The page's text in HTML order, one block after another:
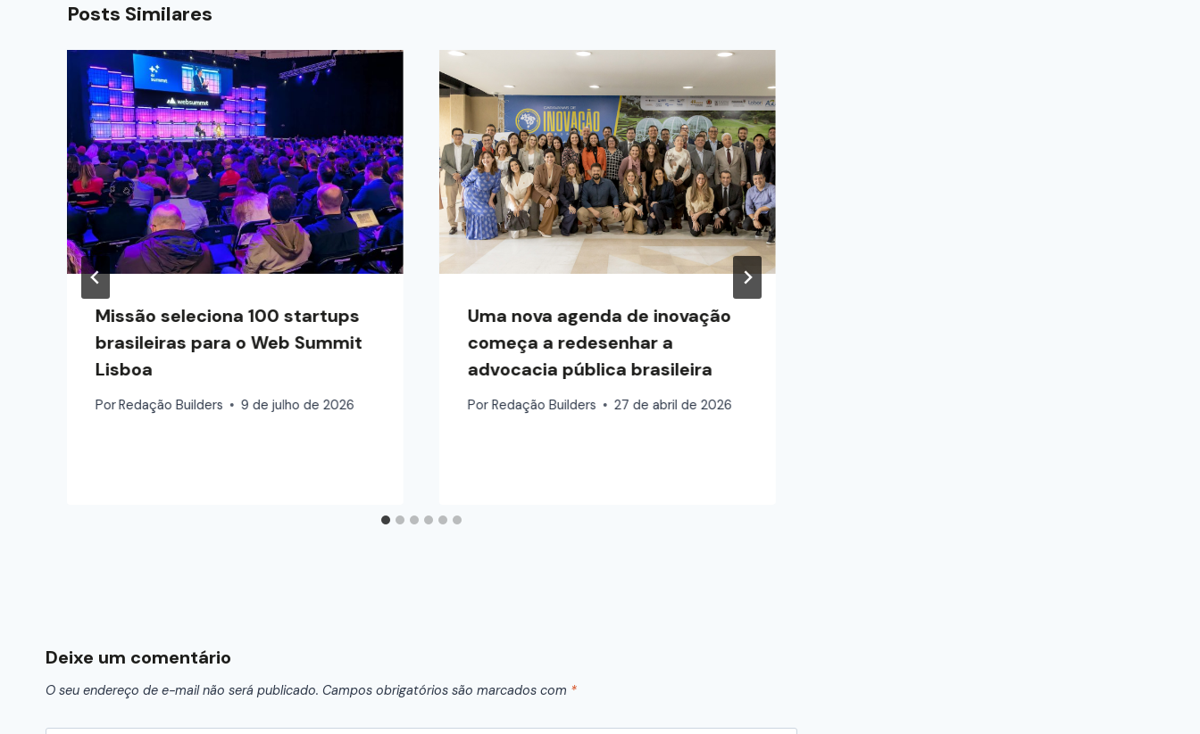
Posts Similares
Missão seleciona 100 startups
brasileiras para o Web Summit
Lisboa
PorRedação Builders 9 de julho de 2026
Uma nova agenda de inovação
começa a redesenhar a
advocacia pública brasileira
Por Redação Builders 27 de abril de 2026
Deixe um comentário
O seu endereço de e-mail não será publicado. Campos obrigatórios são marcados com *